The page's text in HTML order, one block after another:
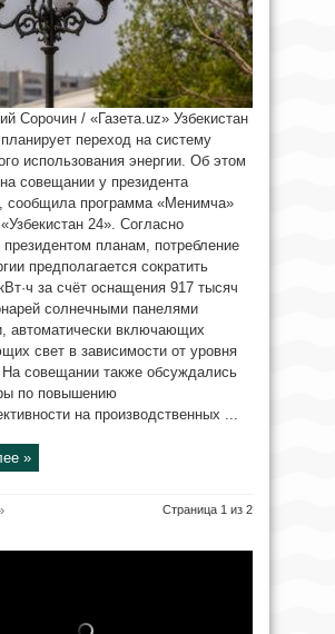
Сорочин / «Газета.uz» Узбекистан
переход на систему
использования энергии. Об этом
совещании у президента
сообщила программа «Менимча»
24». Согласно
планам, потребление
предполагается сократить
за счёт оснащения 917 тысяч
солнечными панелями
автоматически включающих
свет в зависимости от уровня
совещании также обсуждались
по повышению
на производственных ...
»
Страница 1 из 2